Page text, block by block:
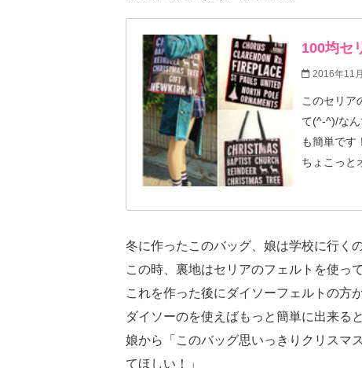
100均セ
2016年11
このセリア
て(^-^)/な
も簡単です
ちょこっと
冬に作ったこのバッグ、娘は学校に行く
この時、裏地はセリアのフェルトを使って
これを作った後にダイソーフェルトの方
ダイソーのを使えばもっと簡単に出来る
娘から「このバッグ思いっきりクリスマ
てほしい！」